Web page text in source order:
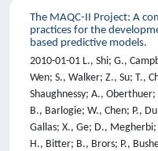
The MAQC-II Project: A
practices for the
based predictive models.
2010-01-01 L., Shi; G.,
Wen; S., Walker; Z., Su; T.,
Shaughnessy; A.,
B., Barlogie; W., Chen; P.,
Gallas; X., Ge; D.,
H., Bitter; B., Brors; P.,